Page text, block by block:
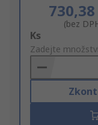
(bez
Add
to
Basket
Ks
Zadejte